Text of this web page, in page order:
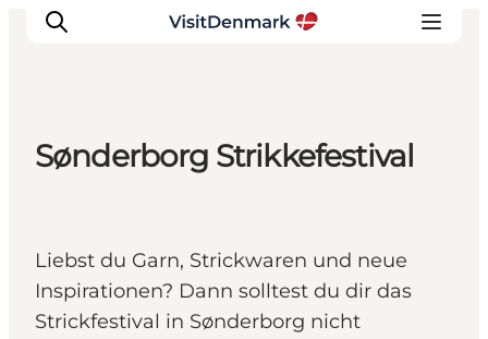
Erlebnisse
Unterkünfte
Reiseplanung
Sønderborg Strikkefestival
Liebst du Garn, Strickwaren und neue
Inspirationen? Dann solltest du dir das
Strickfestival in Sønderborg nicht